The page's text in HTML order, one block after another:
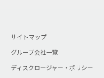
サイトマップ
グループ会社一覧
ディスクロージャー・ポリシー